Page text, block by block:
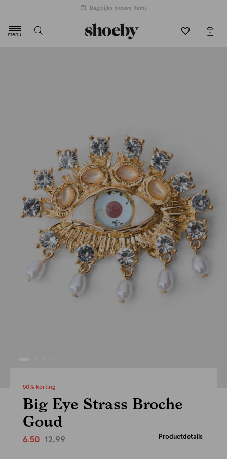
Dagelijks nieuwe items
menu
50% korting
Big Eye Strass Broche
Goud
6.50 12.99 Productdetails